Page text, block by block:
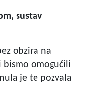
sustav
obzira na
bismo omogućili
je te pozvala